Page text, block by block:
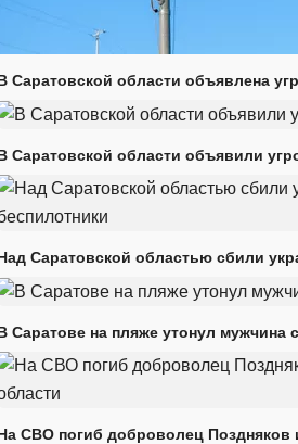
Саратовской области объявлена
Саратовской области объявили
Саратовской областью сбили
Саратове на пляже утонул мужчина
СВО погиб доброволец Поздняков